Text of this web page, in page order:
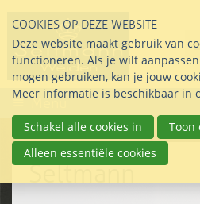
links
over
Direct
naar
inhoud
Direct
naar
het
Menu
Seltmann
COOKIES OP DEZE WEBSITE
Deze website maakt gebruik van
functioneren. Als je wilt
mogen gebruiken, kan je jouw
Meer informatie is beschikbaar in
Schakel alle cookies in
Toon
Alleen essentiële cookies